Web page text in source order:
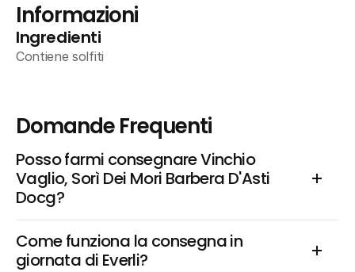
Informazioni
Ingredienti
Contiene solfiti
Domande Frequenti
Posso farmi consegnare Vinchio
Vaglio, Sorì Dei Mori Barbera D'Asti
Docg?
Come funziona la consegna in
giornata di Everli?